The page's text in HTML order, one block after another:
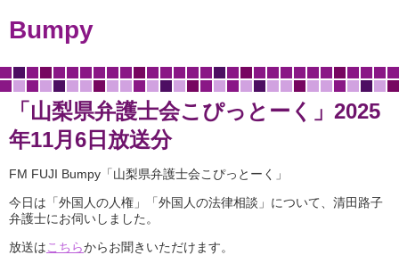
Bumpy
「山梨県弁護士会こぴっとーく」2025
年11月6日放送分
FM FUJI Bumpy「山梨県弁護士会こぴっとーく」
今日は「外国人の人権」「外国人の法律相談」について、清田路子
弁護士にお伺いしました。
放送はこちらからお聞きいただけます。